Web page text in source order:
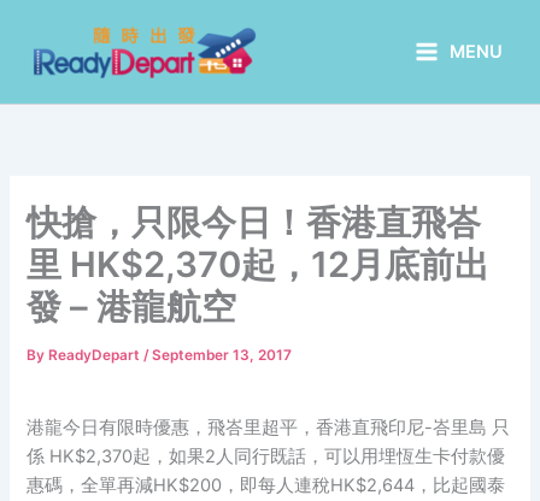
content
MENU
快搶，只限今日！香港直飛峇
里 HK$2,370起，12月底前出
發 – 港龍航空
By ReadyDepart/September 13, 2017
港龍今日有限時優惠，飛峇里超平，香港直飛印尼-峇里島 只
係 HK$2,370起，如果2人同行既話，可以用埋恆生卡付款優
惠碼，全單再減HK$200，即每人連稅HK$2,644，比起國泰